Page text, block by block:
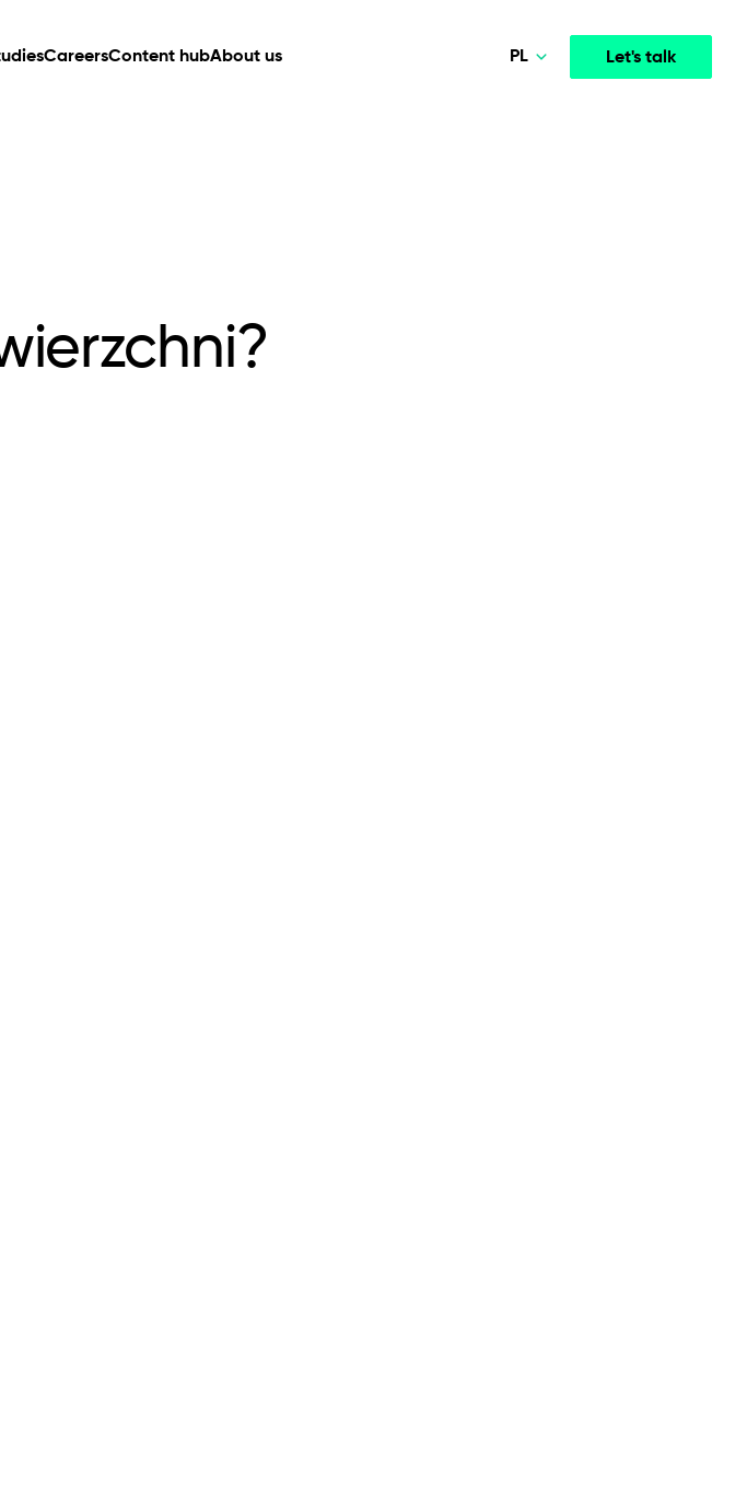
CareersContent hubAbout us Let's talk
PL